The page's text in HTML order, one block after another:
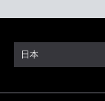
日本